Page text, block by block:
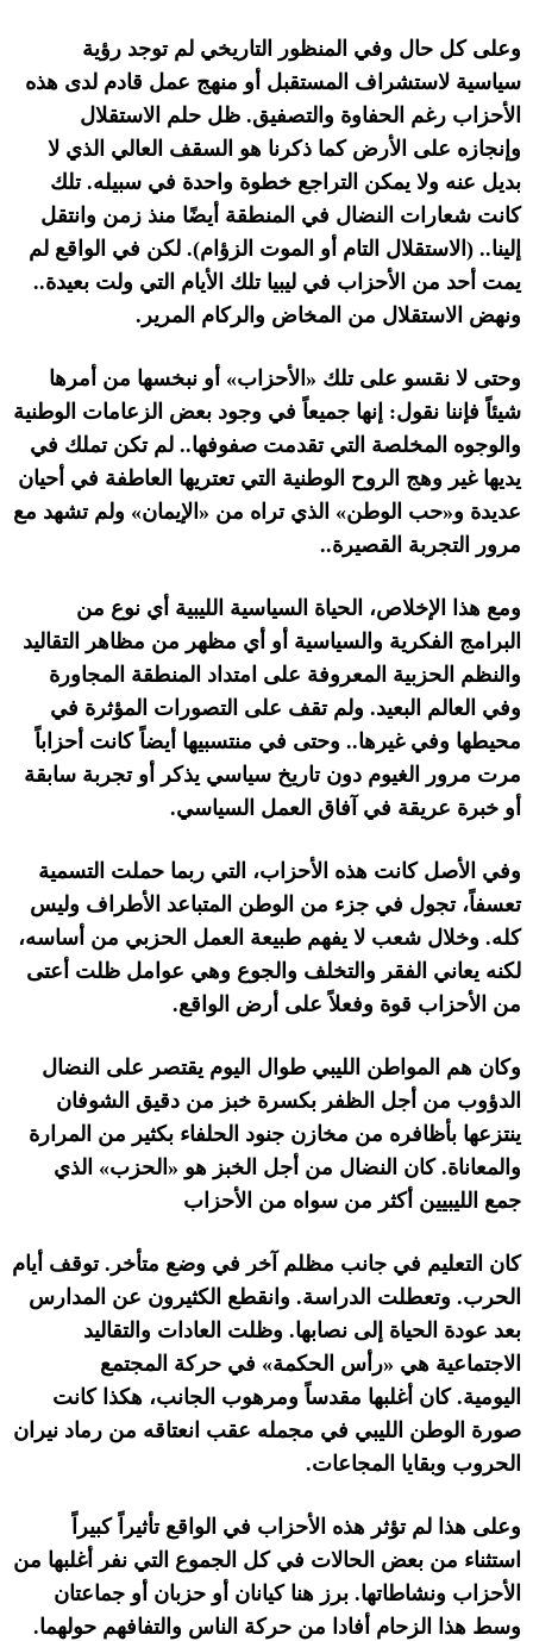
وعلى كل حال وفي المنظور التاريخي لم توجد رؤية
سياسية لاستشراف المستقبل أو منهج عمل قادم لدى هذه
الأحزاب رغم الحفاوة والتصفيق. ظل حلم الاستقلال
وإنجازه على الأرض كما ذكرنا هو السقف العالي الذي لا
بديل عنه ولا يمكن التراجع خطوة واحدة في سبيله.تلك
كانت شعارات النضال في المنطقة أيضًا منذ زمن وانتقل
إلينا.. ( الاستقلال التام أو الموت الزؤام). لكن في الواقع لم
يمت أحد من الأحزاب في ليبيا تلك الأيام التي ولت بعيدة..
ونهض الاستقلال من المخاض والركام المرير .
وحتى لا نقسو على تلك « الأحزاب» أو نبخسها من أمرها
شيئاً فإننا نقول: إنها جميعاً في وجود بعض الزعامات الوطنية
والوجوه المخلصة التي تقدمت صفوفها.. لم تكن تملك في
يديها غير وهج الروح الوطنية التي تعتريها العاطفة في أحيان
عديدة و«حب الوطن» الذي تراه من « الإيمان» ولم تشهد مع
مرور التجربة القصيرة..
ومع هذا الإخلاص، الحياة السياسية الليبية أي نوع من
البرامج الفكرية والسياسية أو أي مظهر من مظاهر التقاليد
والنظم الحزبية المعروفة على امتداد المنطقة المجاورة
وفي العالم البعيد. ولم تقف على التصورات المؤثرة في
محيطها وفي غيرها.. وحتى في منتسبيها أيضاً كانت أحزاباً
مرت مرور الغيوم دون تاريخ سياسي يذكر أو تجربة سابقة
أو خبرة عريقة في آفاق العمل السياسي.
وفي الأصل كانت هذه الأحزاب، التي ربما حملت التسمية
تعسفاً، تجول في جزء من الوطن المتباعد الأطراف وليس
كله. وخلال شعب لا يفهم طبيعة العمل الحزبي من أساسه،
لكنه يعاني الفقر والتخلف والجوع وهي عوامل ظلت أعتى
من الأحزاب قوة وفعلاً على أرض الواقع.
وكان هم المواطن الليبي طوال اليوم يقتصر على النضال
الدؤوب من أجل الظفر بكسرة خبز من دقيق الشوفان
ينتزعها بأظافره من مخازن جنود الحلفاء بكثير من المرارة
والمعاناة.كان النضال من أجل الخبز هو « الحزب» الذي
جمع الليبيين أكثر من سواه من الأحزاب
كان التعليم في جانب مظلم آخر في وضع متأخر .توقف أيام
الحرب. وتعطلت الدراسة. وانقطع الكثيرون عن المدارس
بعد عودة الحياة إلى نصابها. وظلت العادات والتقاليد
الاجتماعية هي «رأس الحكمة» في حركة المجتمع
اليومية.كان أغلبها مقدساً ومرهوب الجانب، هكذا كانت
صورة الوطن الليبي في مجمله عقب انعتاقه من رماد نيران
الحروب وبقايا المجاعات.
وعلى هذا لم تؤثر هذه الأحزاب في الواقع تأثيراً كبيراً
استثناء من بعض الحالات في كل الجموع التي نفر أغلبها من
الأحزاب ونشاطاتها. برز هنا كيانان أو حزبان أو جماعتان
وسط هذا الزحام أفادا من حركة الناس والتفافهم حولهما.